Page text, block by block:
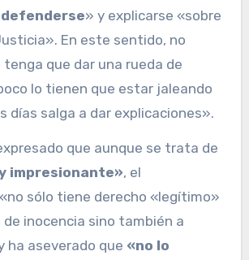
defenderse» y explicarse «sobre
En este sentido, no
tenga que dar una rueda de
lo tienen que estar jaleando
días salga a dar explicaciones».
que aunque se trata de
impresionante», el
sólo tiene derecho «legítimo»
de inocencia sino también a
ha aseverado que «no lo